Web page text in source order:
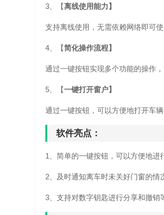
3、【离线使用能力】
支持离线使用，无需依赖网络即可
4、【简化操作流程】
通过一键按钮实现多个功能的操作
5、【一键打开窗户】
通过一键按钮，可以方便地打开车
软件亮点：
1、简单的一键按钮，可以方便地进
2、及时通知离车时未关好门窗的情
3、支持对数字钥匙进行分享和撤销